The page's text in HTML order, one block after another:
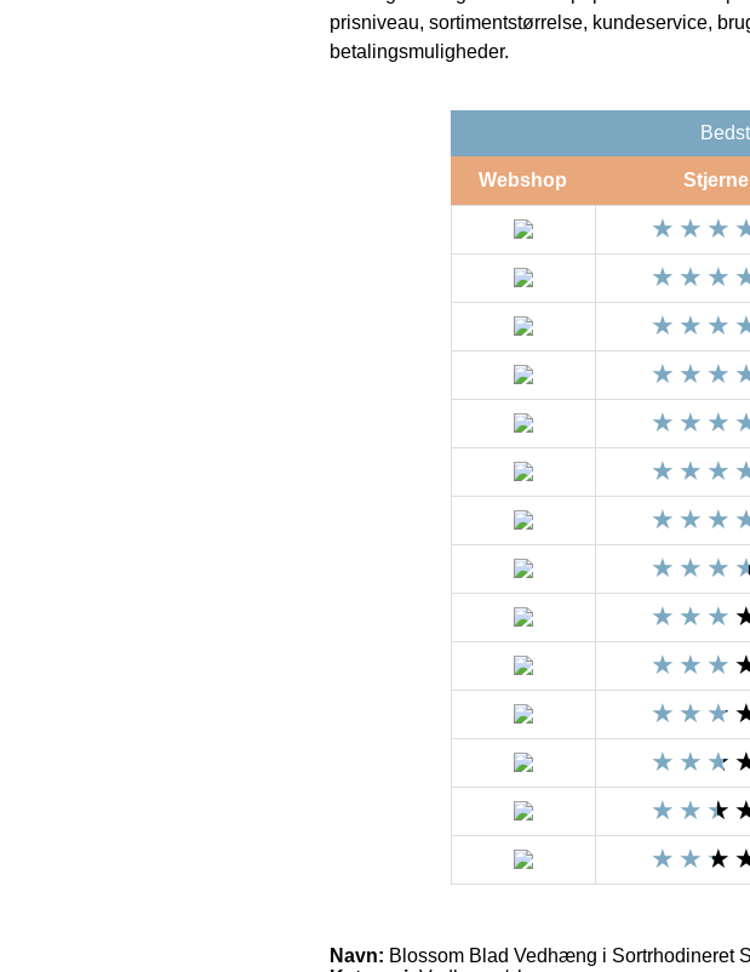
prisniveau, sortimentstørrelse, kundeservice,
betalingsmuligheder.
Webshop
Navn: Blossom Blad Vedhæng i Sortrhodineret